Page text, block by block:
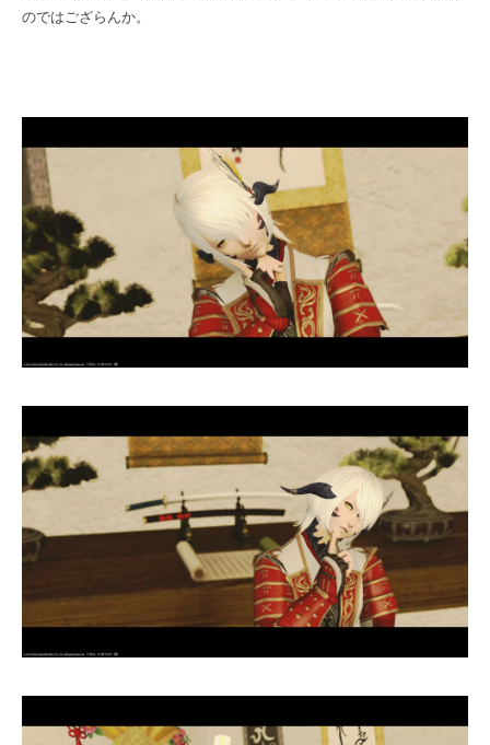
のではござらんか。